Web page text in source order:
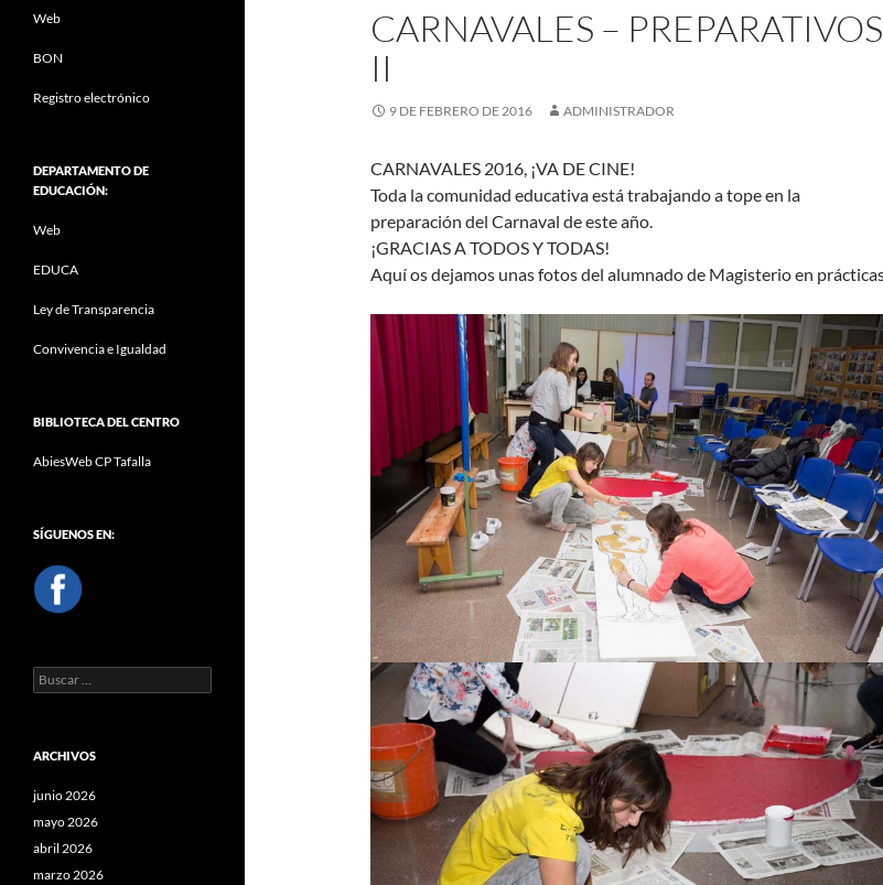
CARNAVALES – PREPARATIVOS
II
9 DE FEBRERO DE 2016 ADMINISTRADOR
CARNAVALES 2016, ¡VA DE CINE!
Toda la comunidad educativa está trabajando a tope en la
preparación del Carnaval de este año.
¡GRACIAS A TODOS Y TODAS!
Aquí os dejamos unas fotos del alumnado de Magisterio en
Web
BON
Registro electrónico
DEPARTAMENTO DE
EDUCACIÓN:
Web
EDUCA
Ley de Transparencia
Convivencia e Igualdad
BIBLIOTECA DEL CENTRO
AbiesWeb CP Tafalla
SÍGUENOS EN:
Buscar:
ARCHIVOS
junio 2026
mayo 2026
abril 2026
marzo 2026